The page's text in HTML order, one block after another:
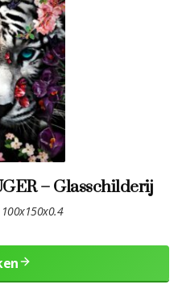
– Glasschilderij